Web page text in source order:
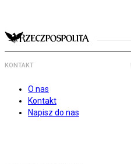
KONTAKT
O nas
Kontakt
Napisz do nas